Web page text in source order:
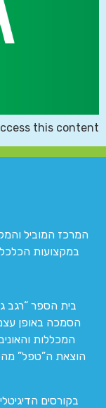
this content
במקצועות
בית הספר “רגב
הסמכה באופן
המכללות
הוצאת ה”טפל”
בקורסים